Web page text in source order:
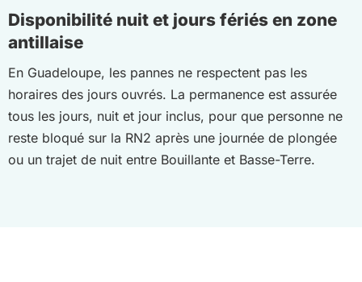
Disponibilité nuit et jours fériés en zone
antillaise
En Guadeloupe, les pannes ne respectent pas les
horaires des jours ouvrés. La permanence est assurée
tous les jours, nuit et jour inclus, pour que personne ne
reste bloqué sur la RN2 après une journée de plongée
ou un trajet de nuit entre Bouillante et Basse-Terre.